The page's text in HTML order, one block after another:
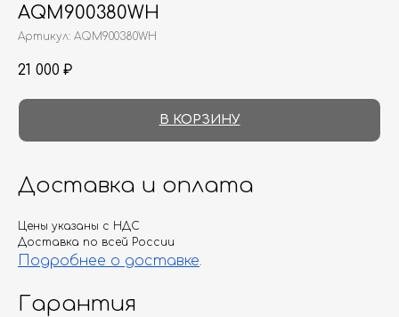
AQM900380WH
Артикул: AQM900380WH
21 000 ₽
В КОРЗИНУ
Доставка и оплата
Цены указаны с НДС
Доставка по всей России
Подробнее о доставке.
Гарантия